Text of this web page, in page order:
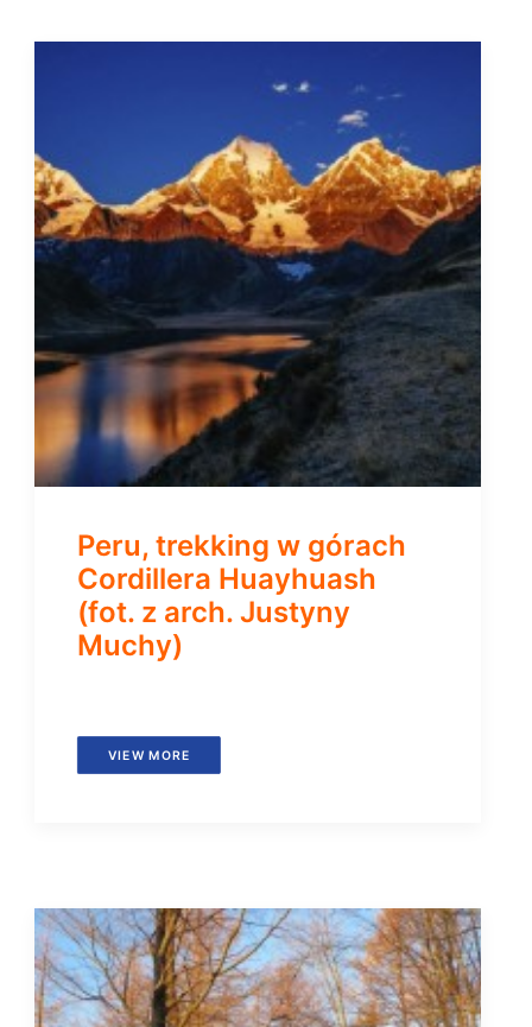
Peru, trekking w górach
Cordillera Huayhuash
(fot. z arch. Justyny
Muchy)
VIEW MORE